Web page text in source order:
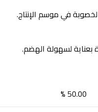
في موسم الإنتاج.
بعناية لسهولة الهضم.
50.00 %